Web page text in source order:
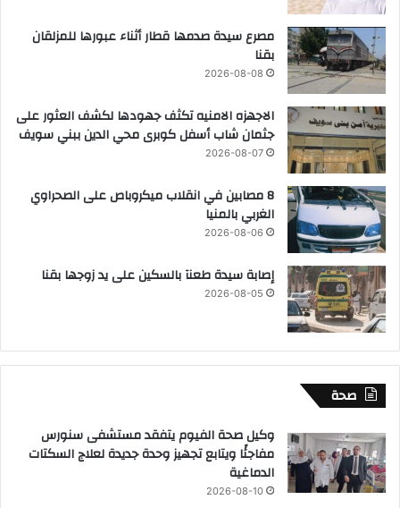
مصرع سيدة صدمها قطار أثناء عبورها للمزلقان
بقنا
2026-08-08
الاجهزه الامنيه تكثف جهودها لكشف العثور على
جثمان شاب أسفل كوبرى محي الدين ببني سويف
2026-08-07
8 مصابين في انقلاب ميكروباص على الصحراوي
الغربي بالمنيا
2026-08-06
إصابة سيدة طعنآ بالسكين على يد زوجها بقنا
2026-08-05
صحة
وكيل صحة الفيوم يتفقد مستشفى سنورس
مفاجئًا ويتابع تجهيز وحدة جديدة لعلاج السكتات
الدماغية
2026-08-10